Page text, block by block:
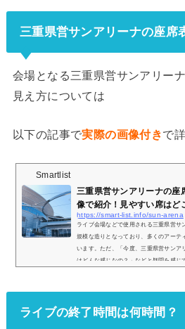
三重県営サンアリーナの座席
会場となる三重県営サンアリー
見え方については
以下の記事で実際の画像付きで
Smartlist
三重県営サンアリーナの座
像で紹介！見やすい席はど
https://smart-list.info/sun-arena
ライブ会場などで使用される三重県営サ
規模な造りとなっており、多くのアーテ
います。ただ、「今度、三重県営サンア
はどんな感じなの？」などと疑問を感じ
ライブの終了時間は何時間？